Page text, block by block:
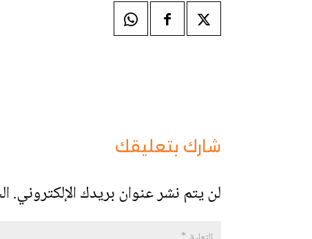
شارك بتعليقك
لن يتم نشر عنوان بريدك الإلكتروني.